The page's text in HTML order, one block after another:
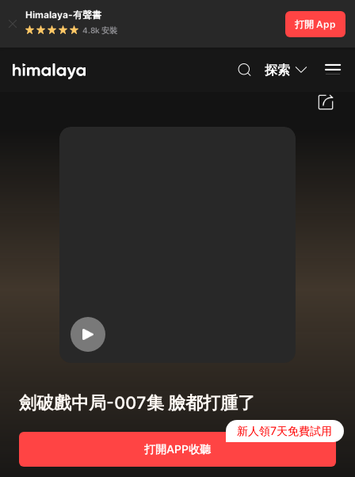
Himalaya-有聲書
4.8k 安裝
打開 App
探索
劍破戲中局-007集 臉都打腫了
打開APP收聽
新人領7天免費試用